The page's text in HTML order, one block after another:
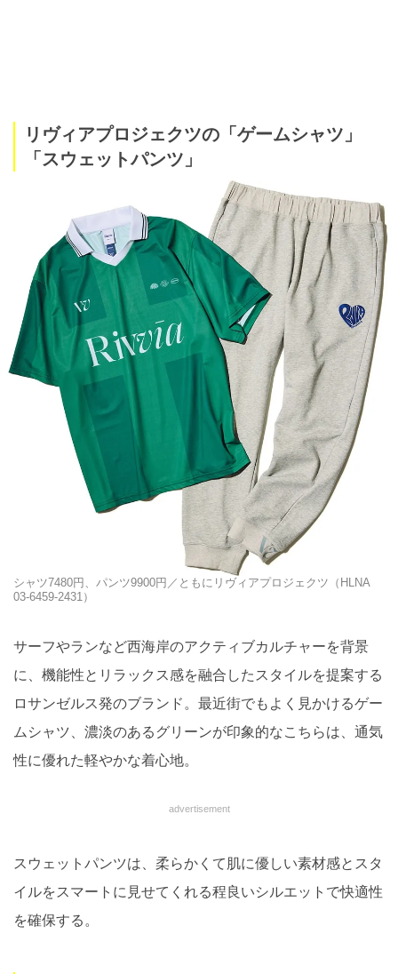
リヴィアプロジェクツの「ゲームシャツ」
「スウェットパンツ」
シャツ7480円、パンツ9900円／ともにリヴィアプロジェクツ（HLNA
03-6459-2431）
サーフやランなど西海岸のアクティブカルチャーを背景
に、機能性とリラックス感を融合したスタイルを提案する
ロサンゼルス発のブランド。最近街でもよく見かけるゲー
ムシャツ、濃淡のあるグリーンが印象的なこちらは、通気
性に優れた軽やかな着心地。
advertisement
スウェットパンツは、柔らかくて肌に優しい素材感とスタ
イルをスマートに見せてくれる程良いシルエットで快適性
を確保する。